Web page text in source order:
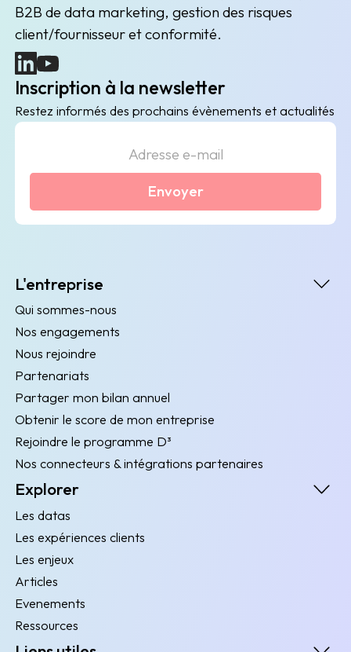
B2B de data marketing, gestion des risques
client/fournisseur et conformité.
(nouvelle fenêtre)
(nouvelle fenêtre)
Inscription à la newsletter
Restez informés des prochains évènements et actualités
Envoyer
L'entreprise
Qui sommes-nous
Nos engagements
Nous rejoindre
Partenariats
Partager mon bilan annuel
Obtenir le score de mon entreprise
Rejoindre le programme D³
Nos connecteurs & intégrations partenaires
Explorer
Les datas
Les expériences clients
Les enjeux
Articles
Evenements
Ressources